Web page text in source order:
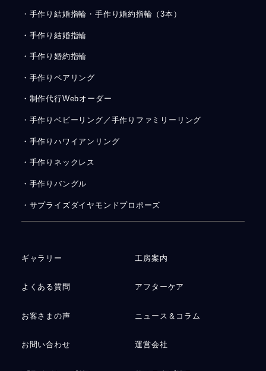
・手作り結婚指輪・手作り婚約指輪（3本）
・手作り結婚指輪
・手作り婚約指輪
・手作りペアリング
・制作代行Webオーダー
・手作りベビーリング／手作りファミリーリング
・手作りハワイアンリング
・手作りネックレス
・手作りバングル
・サプライズダイヤモンドプロポーズ
ギャラリー 工房案内
よくある質問 アフターケア
お客さまの声 ニュース＆コラム
お問い合わせ 運営会社